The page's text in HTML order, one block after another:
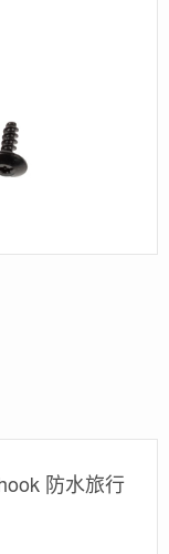
防水旅行